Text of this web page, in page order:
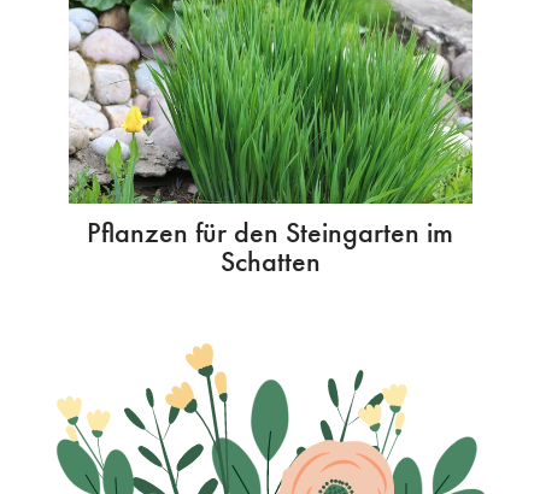
Pflanzen für den Steingarten im
Schatten